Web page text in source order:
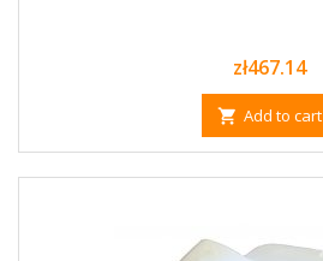
Price
zł467.14
 Add to cart